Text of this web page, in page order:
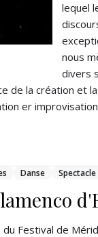
lequel
nous
divers
de la création et
er
Danse Spectacle
Festival de